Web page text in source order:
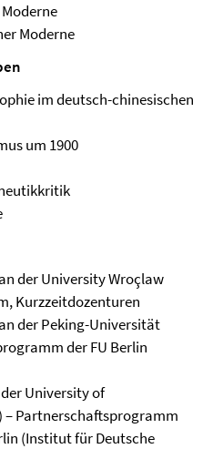
Moderne
im deutsch-chinesischen
um 1900
der University Wroçlaw
Kurzzeitdozenturen
der Peking-Universität
der FU Berlin
University of
– Partnerschaftsprogramm
(Institut für Deutsche